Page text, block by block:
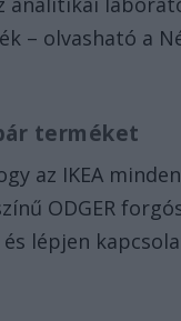
– olvasható a
terméket
az IKEA
ODGER
lépjen